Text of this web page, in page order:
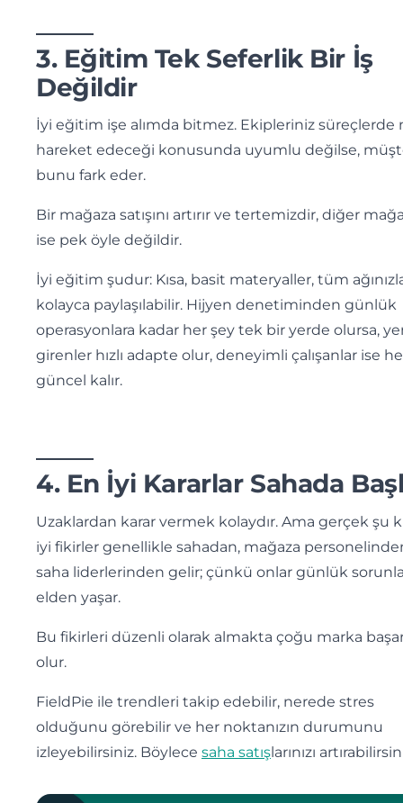
3. Eğitim Tek Seferlik Bir İş
Değildir
İyi eğitim işe alımda bitmez. Ekipleriniz süreçlerde
hareket edeceği konusunda uyumlu değilse,
bunu fark eder.
Bir mağaza satışını artırır ve tertemizdir, diğer
ise pek öyle değildir.
İyi eğitim şudur: Kısa, basit materyaller, tüm
kolayca paylaşılabilir. Hijyen denetiminden günlük
operasyonlara kadar her şey tek bir yerde olursa,
girenler hızlı adapte olur, deneyimli çalışanlar ise
güncel kalır.
4. En İyi Kararlar Sahada
Uzaklardan karar vermek kolaydır. Ama gerçek şu
iyi fikirler genellikle sahadan, mağaza
saha liderlerinden gelir; çünkü onlar günlük
elden yaşar.
Bu fikirleri düzenli olarak almakta çoğu marka
olur.
FieldPie ile trendleri takip edebilir, nerede stres
olduğunu görebilir ve her noktanızın durumunu
izleyebilirsiniz. Böylece saha satışlarınızı